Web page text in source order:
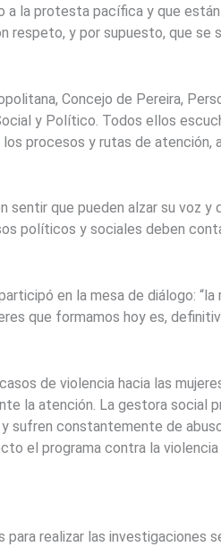
la protesta pacífica y que
y por supuesto, que se
Concejo de Pereira,
y Político. Todos ellos
procesos y rutas de atención,
que pueden alzar su voz y
políticos y sociales deben
en la mesa de diálogo:
que formamos hoy es,
de violencia hacia las
la atención. La gestora social
sufren constantemente de
el programa contra la
realizar las investigaciones